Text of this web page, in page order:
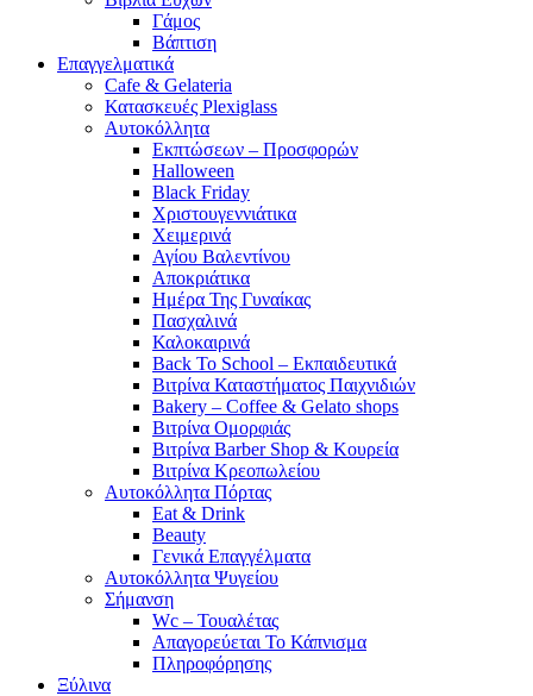
Γάμος
Βάπτιση
Επαγγελματικά
Cafe & Gelateria
Κατασκευές Plexiglass
Αυτοκόλλητα
Εκπτώσεων – Προσφορών
Halloween
Black Friday
Χριστουγεννιάτικα
Χειμερινά
Αγίου Βαλεντίνου
Αποκριάτικα
Ημέρα Της Γυναίκας
Πασχαλινά
Καλοκαιρινά
Back To School – Εκπαιδευτικά
Βιτρίνα Καταστήματος Παιχνιδιών
Bakery – Coffee & Gelato shops
Βιτρίνα Ομορφιάς
Βιτρίνα Barber Shop & Κουρεία
Βιτρίνα Κρεοπωλείου
Αυτοκόλλητα Πόρτας
Eat & Drink
Beauty
Γενικά Επαγγέλματα
Αυτοκόλλητα Ψυγείου
Σήμανση
Wc – Τουαλέτας
Απαγορεύεται Το Κάπνισμα
Πληροφόρησης
Ξύλινα